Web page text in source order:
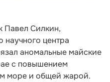
Павел Силкин,
научного центра
аномальные майские
с повышением
море и общей жарой.